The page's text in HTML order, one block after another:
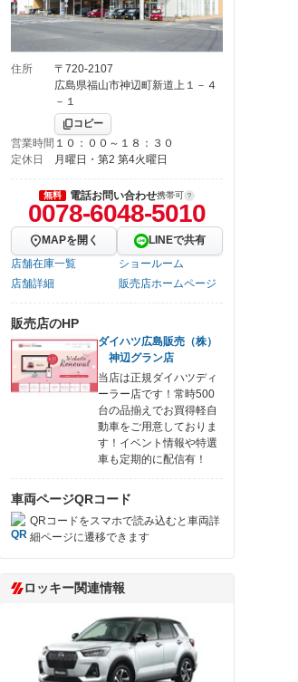
住所
〒720-2107
広島県福山市神辺町新道上１－４
－１
コピー
営業時間 １０：００～１８：３０
定休日
月曜日・第2 第4火曜日
無料 電話お問い合わせ携帯可
0078-6048-5010
MAPを開く
LINEで共有
店舗在庫一覧
ショールーム
店舗詳細
販売店ホームページ
販売店のHP
ダイハツ広島販売（株）
神辺グラン店
当店は正規ダイハツディ
ーラー店です！常時500
台の品揃えでお買得軽自
動車をご用意しておりま
す！イベント情報や特選
車も定期的に配信有！
車両ページQRコード
QRコードをスマホで読み込むと車両詳
細ページに遷移できます
ロッキー関連情報